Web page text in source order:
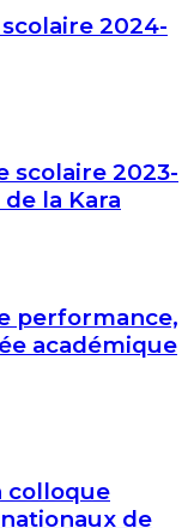
2024-
scolaire 2023-
la Kara
performance,
académique
colloque
de